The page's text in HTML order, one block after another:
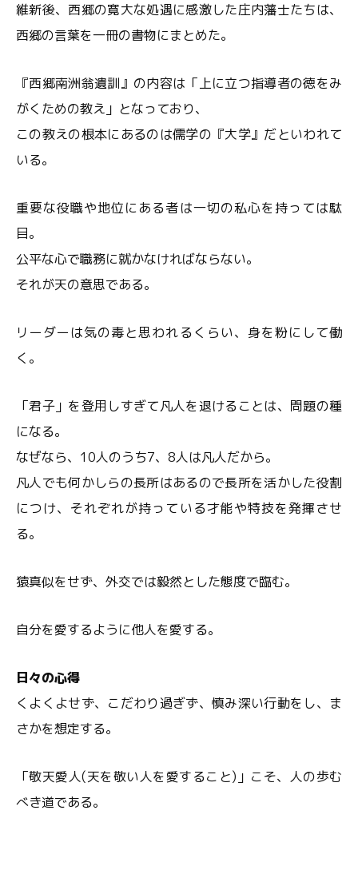
維新後、西郷の寛大な処遇に感激した庄内藩士たちは、
西郷の言葉を一冊の書物にまとめた。
『西郷南洲翁遺訓』の内容は「上に立つ指導者の徳をみ
がくための教え」となっており、
この教えの根本にあるのは儒学の『大学』だといわれて
いる。
重要な役職や地位にある者は一切の私心を持っては駄
目。
公平な心で職務に就かなければならない。
それが天の意思である。
リーダーは気の毒と思われるくらい、身を粉にして働
く。
「君子」を登用しすぎて凡人を退けることは、問題の種
になる。
なぜなら、10人のうち7、8人は凡人だから。
凡人でも何かしらの長所はあるので長所を活かした役割
につけ、それぞれが持っている才能や特技を発揮させ
る。
猿真似をせず、外交では毅然とした態度で臨む。
自分を愛するように他人を愛する。
日々の心得
くよくよせず、こだわり過ぎず、慎み深い行動をし、ま
さかを想定する。
「敬天愛人(天を敬い人を愛すること)」こそ、人の歩む
べき道である。